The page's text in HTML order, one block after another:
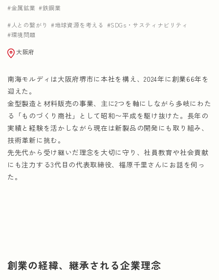
金属鉱業 鉄鋼業
人との繋がり 地球資源を考える
SDGs・サスティナビリティ
環境問題
大阪府
南海モルディは大阪府堺市に本社を構え、2024年に創業66年を
迎えた。
金型製造と材料販売の事業、主に2つを軸にしながら多岐にわた
る「ものづくり商社」として昭和〜平成を駆け抜けた。長年の
実績と経験を活かしながら現在は新製品の開発にも取り組み、
技術革新に挑む。
先先代から受け継いだ理念を大切に守り、社員教育や社会貢献
にも注力する3代目の代表取締役、福原千里さんにお話を伺っ
た。
創業の経緯、継承される企業理念